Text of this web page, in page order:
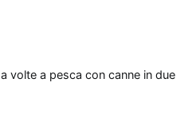
volte a pesca con canne in due